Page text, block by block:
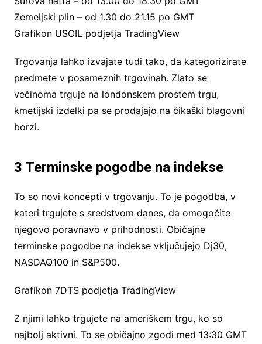
Zemeljski plin – od 1.30 do 21.15 po GMT
Grafikon USOIL podjetja TradingView
Trgovanja lahko izvajate tudi tako, da kategorizirate
predmete v posameznih trgovinah. Zlato se
večinoma trguje na londonskem prostem trgu,
kmetijski izdelki pa se prodajajo na čikaški blagovni
borzi.
3 Terminske pogodbe na indekse
To so novi koncepti v trgovanju. To je pogodba, v
kateri trgujete s sredstvom danes, da omogočite
njegovo poravnavo v prihodnosti. Običajne
terminske pogodbe na indekse vključujejo Dj30,
NASDAQ100 in S&P500.
Grafikon 7DTS podjetja TradingView
Z njimi lahko trgujete na ameriškem trgu, ko so
najbolj aktivni. To se običajno zgodi med 13:30 GMT